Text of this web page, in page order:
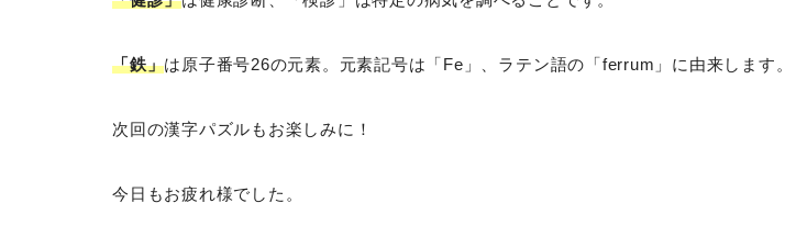
「鉄」は原子番号26の元素。元素記号は「Fe」、ラテン語の「ferrum」に由来します。
次回の漢字パズルもお楽しみに！
今日もお疲れ様でした。